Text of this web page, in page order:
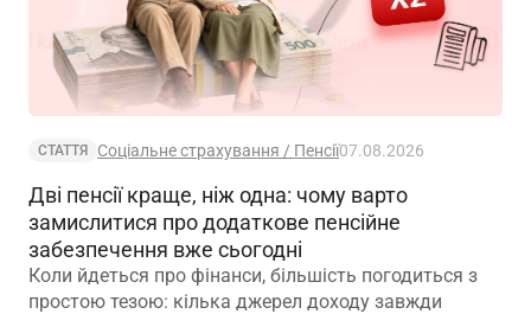
СТАТТЯ Соціальне страхування / Пенсії07.08.2026
Дві пенсії краще, ніж одна: чому варто
замислитися про додаткове пенсійне
забезпечення вже сьогодні
Коли йдеться про фінанси, більшість погодиться з
простою тезою: кілька джерел доходу завжди